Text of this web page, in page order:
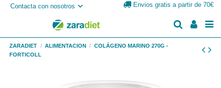
Contacta con nosotros Envios gratis a partir de 70€
ZARADIET ALIMENTACION
COLÁGENO MARINO 270G -
FORTICOLL